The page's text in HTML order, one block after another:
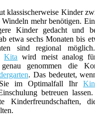
klassischerweise Kinder
Windeln mehr benötigen.
Kinder gedacht und
etwa sechs Monaten bis
sind regional
Kita wird meist analog
genommen die
. Das bedeutet,
im Optimalfall Ihr
betreuen
Kinderfreundschaften,